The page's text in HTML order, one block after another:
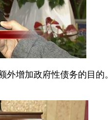
增加政府性债务的目的。